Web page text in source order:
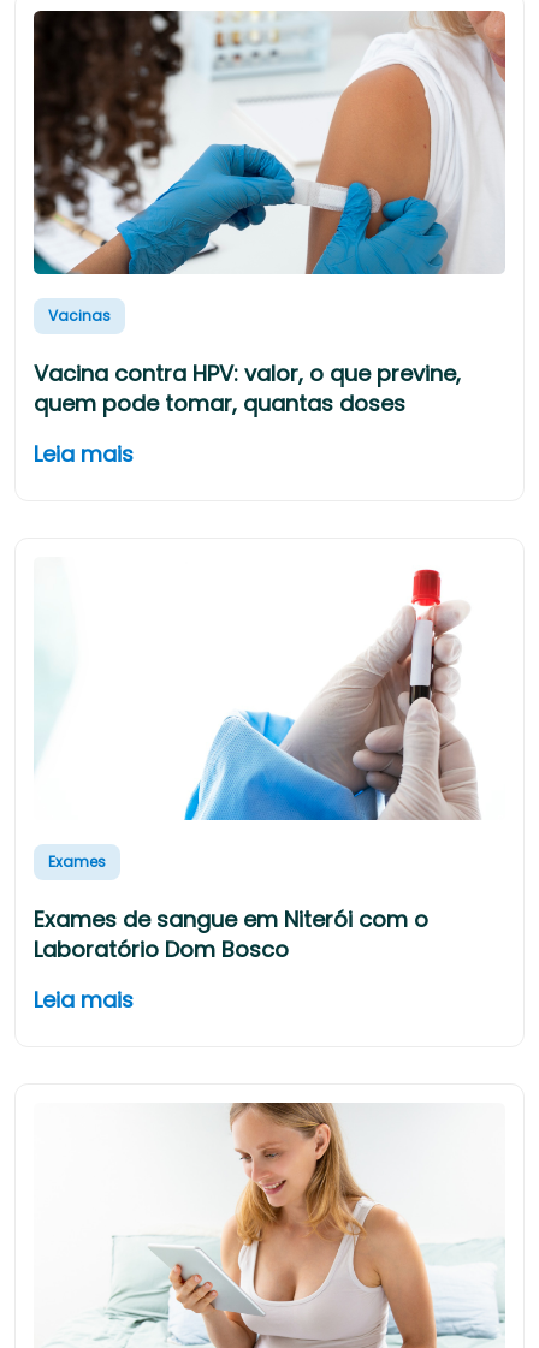
Vacinas
Vacina contra HPV: valor, o que previne,
quem pode tomar, quantas doses
Leia mais
Exames
Exames de sangue em Niterói com o
Laboratório Dom Bosco
Leia mais